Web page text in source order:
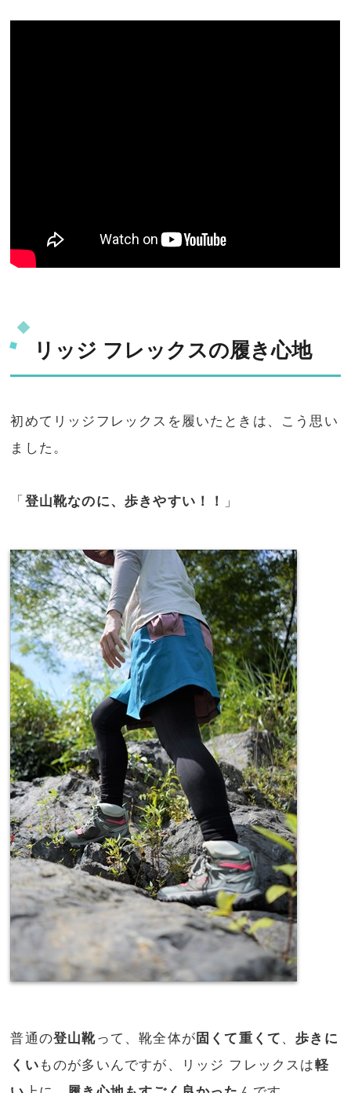
リッジ フレックスの履き心地
初めてリッジフレックスを履いたときは、こう思い
ました。
「 登山靴なのに、歩きやすい！！ 」
普通の登山靴って、靴全体が 固くて重くて 、歩きに
くい ものが多いんですが、リッジ フレックスは軽